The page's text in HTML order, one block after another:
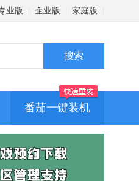
业版 企业版 家庭版
番茄一键装机